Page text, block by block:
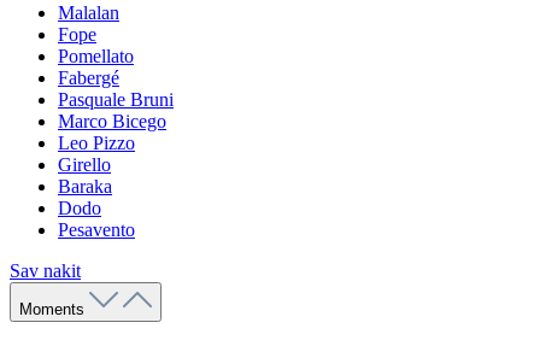
Malalan
Fope
Pomellato
Fabergé
Pasquale Bruni
Marco Bicego
Leo Pizzo
Girello
Baraka
Dodo
Pesavento
Sav nakit
Moments